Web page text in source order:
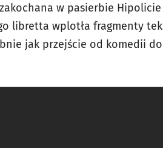
w pasierbie
libretta wplotła fragmenty
jak przejście od komedii